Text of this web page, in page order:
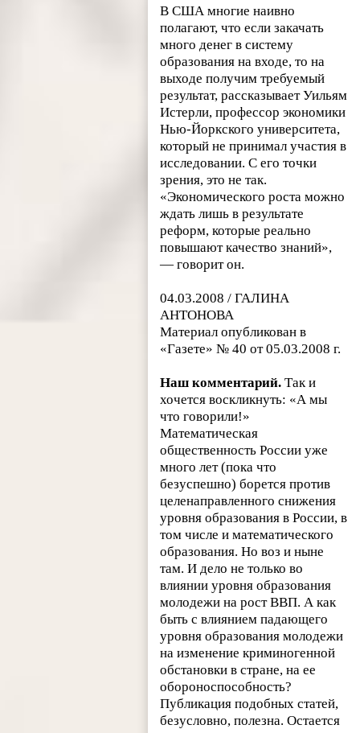
В США многие наивно
полагают, что если закачать
много денег в систему
образования на входе, то на
выходе получим требуемый
результат, рассказывает Уильям
Истерли, профессор экономики
Нью-Йоркского университета,
который не принимал участия в
исследовании. С его точки
зрения, это не так.
«Экономического роста можно
ждать лишь в результате
реформ, которые реально
повышают качество знаний»,
— говорит он.
04.03.2008 / ГАЛИНА
АНТОНОВА
Материал опубликован в
«Газете» № 40 от 05.03.2008 г.
Наш комментарий. Так и
хочется воскликнуть: «А мы
что говорили!»
Математическая
общественность России уже
много лет (пока что
безуспешно) борется против
целенаправленного снижения
уровня образования в России, в
том числе и математического
образования. Но воз и ныне
там. И дело не только во
влиянии уровня образования
молодежи на рост ВВП. А как
быть с влиянием падающего
уровня образования молодежи
на изменение криминогенной
обстановки в стране, на ее
обороноспособность?
Публикация подобных статей,
безусловно, полезна. Остается